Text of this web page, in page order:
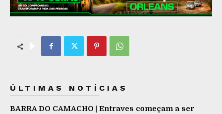
ÚLTIMAS NOTÍCIAS
BARRA DO CAMACHO | Entraves começam a ser